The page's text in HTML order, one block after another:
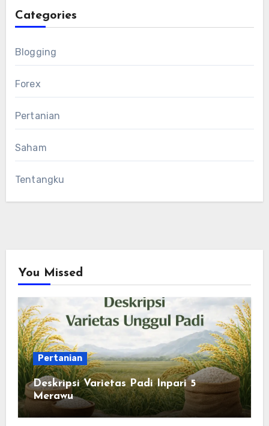
Categories
Blogging
Forex
Pertanian
Saham
Tentangku
You Missed
Pertanian
Deskripsi Varietas Padi Inpari 5
Merawu